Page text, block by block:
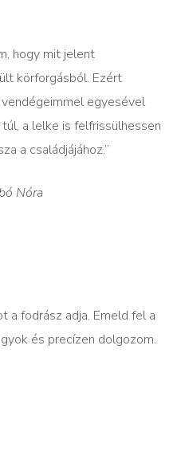
hogy mit jelent
körforgásból. Ezért
egyesével
a lelke is felfrissülhessen
a családjájához.”
Nóra
a fodrász adja. Emeld fel a
és precízen dolgozom.